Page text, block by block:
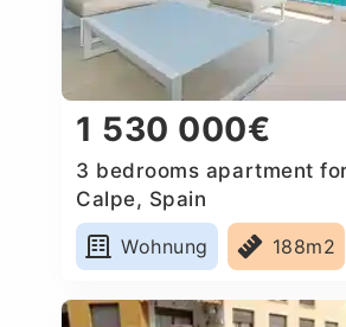
1 530 000€
3 bedrooms apartment
Calpe, Spain
Wohnung
188m2